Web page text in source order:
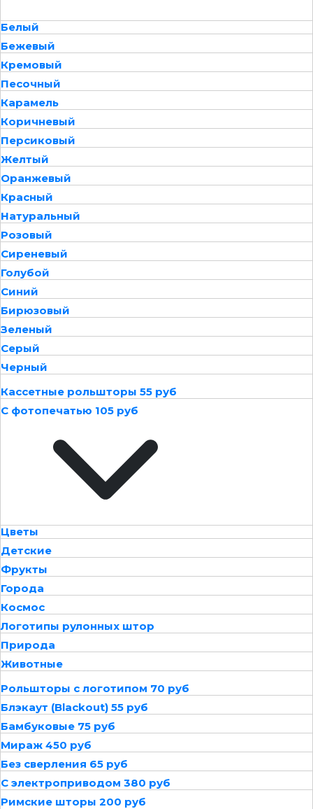
Белый
Бежевый
Кремовый
Песочный
Карамель
Коричневый
Персиковый
Желтый
Оранжевый
Красный
Натуральный
Розовый
Сиреневый
Голубой
Синий
Бирюзовый
Зеленый
Серый
Черный
Кассетные рольшторы 55 руб
С фотопечатью 105 руб
Цветы
Детские
Фрукты
Города
Космос
Логотипы рулонных штор
Природа
Животные
Рольшторы с логотипом 70 руб
Блэкаут (Blackout) 55 руб
Бамбуковые 75 руб
Мираж 450 руб
Без сверления 65 руб
С электроприводом 380 руб
Римские шторы 200 руб